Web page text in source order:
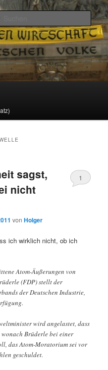
sagst,
nicht
vonHolger
1
ich wirklich nicht, ob ich
Atom-Äußerungen von
(FDP) stellt der
der Deutschen Industrie,
wird angelastet, dass
Brüderle bei einer
das Atom-Moratorium sei vor
geschuldet.